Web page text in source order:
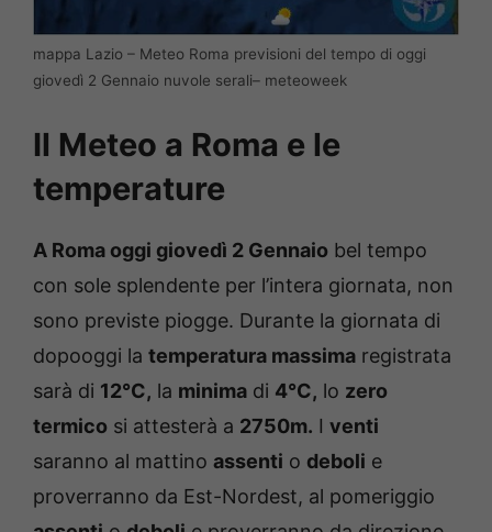
mappa Lazio – Meteo Roma previsioni del tempo di oggi
giovedì 2 Gennaio nuvole serali– meteoweek
Il Meteo a Roma e le
temperature
A Roma oggi giovedì 2 Gennaio bel tempo
con sole splendente per l’intera giornata, non
sono previste piogge. Durante la giornata di
dopooggi la temperatura massima registrata
sarà di 12°C, la minima di 4°C, lo zero
termico si attesterà a 2750m. I venti
saranno al mattino assenti o deboli e
proverranno da Est-Nordest, al pomeriggio